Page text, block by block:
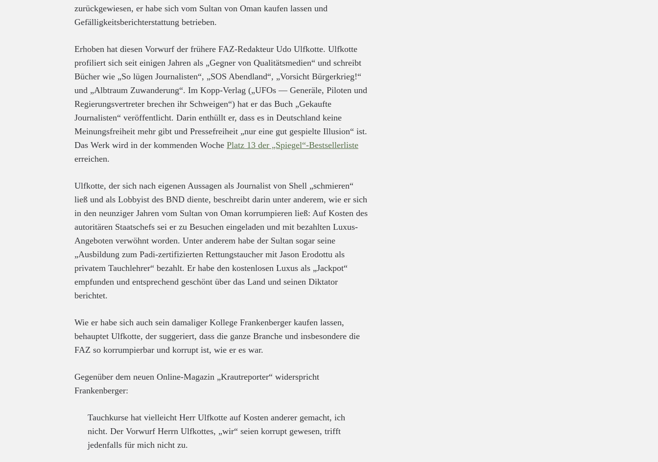
zurückgewiesen, er habe sich vom Sultan von Oman kaufen lassen und
Gefälligkeitsberichterstattung betrieben.
Erhoben hat diesen Vorwurf der frühere FAZ-Redakteur Udo Ulfkotte. Ulfkotte
profiliert sich seit einigen Jahren als „Gegner von Qualitätsmedien“ und schreibt
Bücher wie „So lügen Journalisten“, „SOS Abendland“, „Vorsicht Bürgerkrieg!“
und „Albtraum Zuwanderung“. Im Kopp-Verlag („UFOs — Generäle, Piloten und
Regierungsvertreter brechen ihr Schweigen“) hat er das Buch „Gekaufte
Journalisten“ veröffentlicht. Darin enthüllt er, dass es in Deutschland keine
Meinungsfreiheit mehr gibt und Pressefreiheit „nur eine gut gespielte Illusion“ ist.
Das Werk wird in der kommenden Woche Platz 13 der „Spiegel“-Bestsellerliste
erreichen.
Ulfkotte, der sich nach eigenen Aussagen als Journalist von Shell „schmieren“
ließ und als Lobbyist des BND diente, beschreibt darin unter anderem, wie er sich
in den neunziger Jahren vom Sultan von Oman korrumpieren ließ: Auf Kosten des
autoritären Staatschefs sei er zu Besuchen eingeladen und mit bezahlten Luxus-
Angeboten verwöhnt worden. Unter anderem habe der Sultan sogar seine
„Ausbildung zum Padi-zertifizierten Rettungstaucher mit Jason Erodottu als
privatem Tauchlehrer“ bezahlt. Er habe den kostenlosen Luxus als „Jackpot“
empfunden und entsprechend geschönt über das Land und seinen Diktator
berichtet.
Wie er habe sich auch sein damaliger Kollege Frankenberger kaufen lassen,
behauptet Ulfkotte, der suggeriert, dass die ganze Branche und insbesondere die
FAZ so korrumpierbar und korrupt ist, wie er es war.
Gegenüber dem neuen Online-Magazin „Krautreporter“ widerspricht
Frankenberger:
Tauchkurse hat vielleicht Herr Ulfkotte auf Kosten anderer gemacht, ich
nicht. Der Vorwurf Herrn Ulfkottes, „wir“ seien korrupt gewesen, trifft
jedenfalls für mich nicht zu.